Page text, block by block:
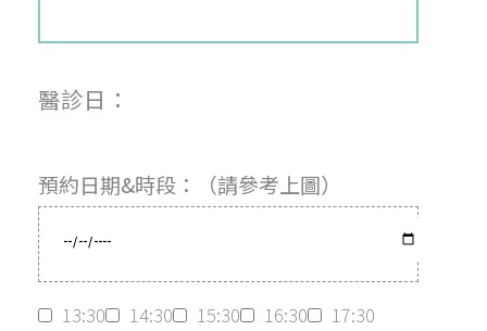
醫診日：
預約日期&時段：（請參考上圖）
13:30 14:30 15:30 16:30
17:30